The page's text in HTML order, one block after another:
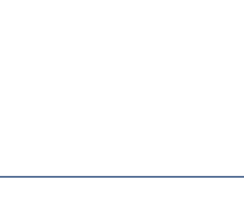
사가 완료된 바, 집합투